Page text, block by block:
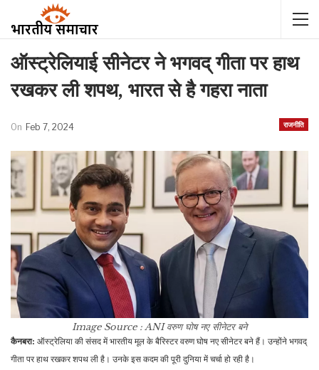
ऑस्ट्रेलियाई सीनेटर ने भगवद् गीता पर हाथ
रखकर ली शपथ, भारत से है गहरा नाता
राजनीति
On Feb 7, 2024
Image Source : ANIवरुण घोष नए सीनेटर बने
कैनबरा: ऑस्ट्रेलिया की संसद में भारतीय मूल के बैरिस्टर वरुण घोष नए सीनेटर बने हैं। उन्होंने भगवद्
गीता पर हाथ रखकर शपथ ली है। उनके इस कदम की पूरी दुनिया में चर्चा हो रही है।